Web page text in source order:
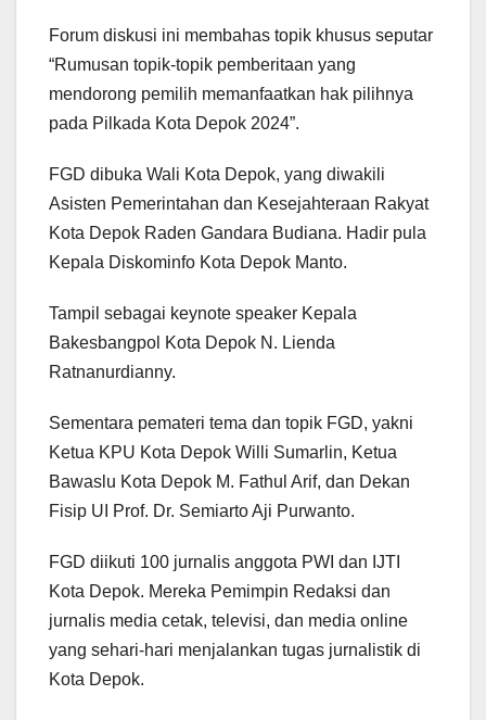
Forum diskusi ini membahas topik khusus seputar
“Rumusan topik-topik pemberitaan yang
mendorong pemilih memanfaatkan hak pilihnya
pada Pilkada Kota Depok 2024”.
FGD dibuka Wali Kota Depok, yang diwakili
Asisten Pemerintahan dan Kesejahteraan Rakyat
Kota Depok Raden Gandara Budiana. Hadir pula
Kepala Diskominfo Kota Depok Manto.
Tampil sebagai keynote speaker Kepala
Bakesbangpol Kota Depok N. Lienda
Ratnanurdianny.
Sementara pemateri tema dan topik FGD, yakni
Ketua KPU Kota Depok Willi Sumarlin, Ketua
Bawaslu Kota Depok M. Fathul Arif, dan Dekan
Fisip UI Prof. Dr. Semiarto Aji Purwanto.
FGD diikuti 100 jurnalis anggota PWI dan IJTI
Kota Depok. Mereka Pemimpin Redaksi dan
jurnalis media cetak, televisi, dan media online
yang sehari-hari menjalankan tugas jurnalistik di
Kota Depok.